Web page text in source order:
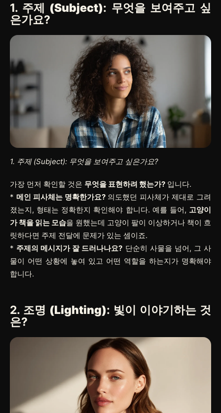
1. 주제 (Subject): 무엇을 보여주고 싶
은가요?
1. 주제 (Subject): 무엇을 보여주고 싶은가요?
가장 먼저 확인할 것은 무엇을 표현하려 했는가? 입니다.
* 메인 피사체는 명확한가요?의도했던 피사체가 제대로 그려
졌는지, 형태는 정확한지 확인해야 합니다. 예를 들어, 고양이
가 책을 읽는 모습을 원했는데 고양이 팔이 이상하거나 책이 흐
릿하다면 주제 전달에 문제가 있는 셈이죠.
* 주제의 메시지가 잘 드러나나요? 단순히 사물을 넘어, 그 사
물이 어떤 상황에 놓여 있고 어떤 역할을 하는지가 명확해야
합니다.
2. 조명 (Lighting): 빛이 이야기하는 것
은?